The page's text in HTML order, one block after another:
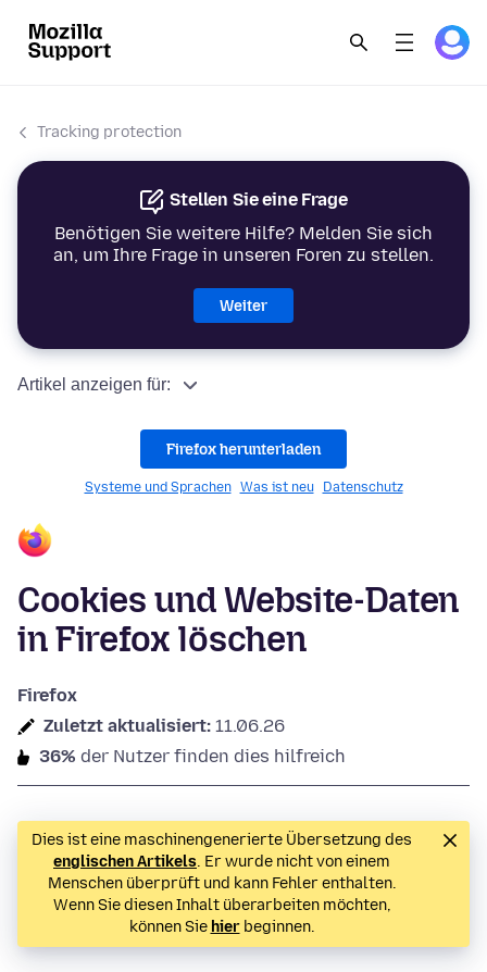
Tracking protection
Stellen Sie eine Frage
Benötigen Sie weitere Hilfe? Melden Sie sich
an, um Ihre Frage in unseren Foren zu stellen.
Weiter
Artikel anzeigen für:
Firefox herunterladen
Systeme und Sprachen Was ist neu Datenschutz
Cookies und Website-Daten
in Firefox löschen
Firefox
Zuletzt aktualisiert: 11.06.26
36% der Nutzer finden dies hilfreich
Dies ist eine maschinengenerierte Übersetzung des
englischen Artikels. Er wurde nicht von einem
Menschen überprüft und kann Fehler enthalten.
Wenn Sie diesen Inhalt überarbeiten möchten,
können Sie hierbeginnen.